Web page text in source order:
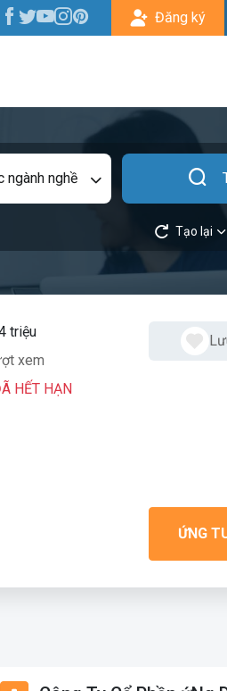
Đăng ký
ngành nghề
Tạo lại
triệu
xem
HẾT HẠN
ỨNG